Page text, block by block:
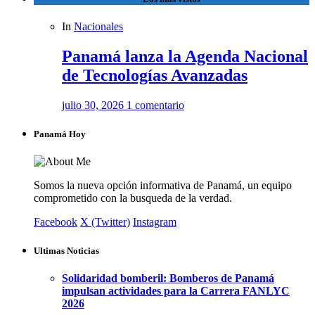
In Nacionales
Panamá lanza la Agenda Nacional
de Tecnologías Avanzadas
julio 30, 2026 1 comentario
Panamá Hoy
Somos la nueva opción informativa de Panamá, un equipo
comprometido con la busqueda de la verdad.
Facebook X (Twitter) Instagram
Ultimas Noticias
Solidaridad bomberil: Bomberos de Panamá
impulsan actividades para la Carrera FANLYC
2026